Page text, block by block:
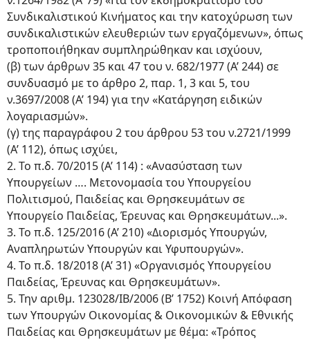
Συνδικαλιστικού Κινήματος και την κατοχύρωση των
συνδικαλιστικών ελευθεριών των εργαζόμενων», όπως
τροποποιήθηκαν συμπληρώθηκαν και ισχύουν,
(β) των άρθρων 35 και 47 του ν. 682/1977 (Α’ 244) σε
συνδυασμό με το άρθρο 2, παρ. 1, 3 και 5, του
ν.3697/2008 (Α’ 194) για την «Κατάργηση ειδικών
λογαριασμών».
(γ) της παραγράφου 2 του άρθρου 53 του ν.2721/1999
(Α’ 112), όπως ισχύει,
2. Το π.δ. 70/2015 (Α’ 114) : «Ανασύσταση των
Υπουργείων …. Μετονομασία του Υπουργείου
Πολιτισμού, Παιδείας και Θρησκευμάτων σε
Υπουργείο Παιδείας, Έρευνας και Θρησκευμάτων...».
3. Το π.δ. 125/2016 (Α’ 210) «Διορισμός Υπουργών,
Αναπληρωτών Υπουργών και Υφυπουργών».
4. Το π.δ. 18/2018 (Α’ 31) «Οργανισμός Υπουργείου
Παιδείας, Έρευνας και Θρησκευμάτων».
5. Την αριθμ. 123028/ΙΒ/2006 (Β’ 1752) Κοινή Απόφαση
των Υπουργών Οικονομίας & Οικονομικών & Εθνικής
Παιδείας και Θρησκευμάτων με θέμα: «Τρόπος